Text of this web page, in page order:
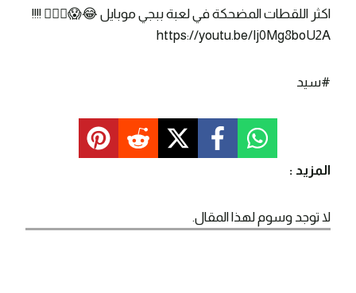
اكثر اللقطات المضحكة في لعبة ببجي موبايل 😂😱🤦🏻‍♂️ !!!!
https://youtu.be/Ij0Mg8boU2A
#سيد
المزيد :
لا توجد وسوم لهذا المقال.